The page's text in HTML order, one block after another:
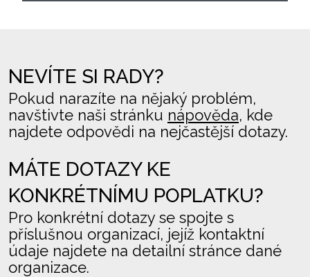
NEVÍTE SI RADY?
Pokud narazíte na nějaký problém,
navštivte naši stránku nápověda, kde
najdete odpovědi na nejčastější dotazy.
MÁTE DOTAZY KE
KONKRÉTNÍMU POPLATKU?
Pro konkrétní dotazy se spojte s
příslušnou organizací, jejíž kontaktní
údaje najdete na detailní stránce dané
organizace.